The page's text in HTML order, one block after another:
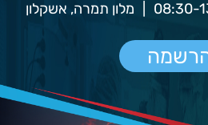
08:30- מלון תמרה, אשקלון